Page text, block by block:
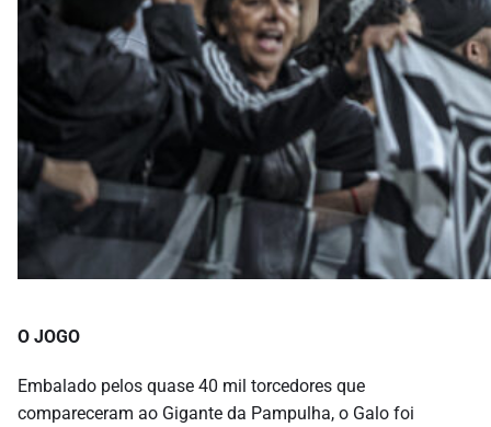
O JOGO
Embalado pelos quase 40 mil torcedores que
compareceram ao Gigante da Pampulha, o Galo foi